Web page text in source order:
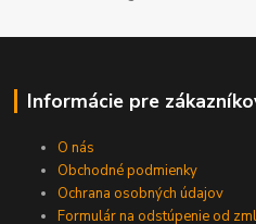
Informácie pre
O nás
Obchodné podmienky
Ochrana osobných údajov
Formulár na odstúpenie od